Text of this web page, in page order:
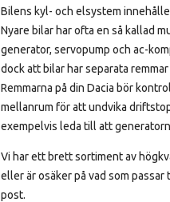
Bilens kyl- och elsystem
Nyare bilar har ofta en så kallad
generator, servopump och ac-
dock att bilar har separata
Remmarna på din Dacia bör
mellanrum för att undvika
exempelvis leda till att
Vi har ett brett sortiment av
eller är osäker på vad som
post.